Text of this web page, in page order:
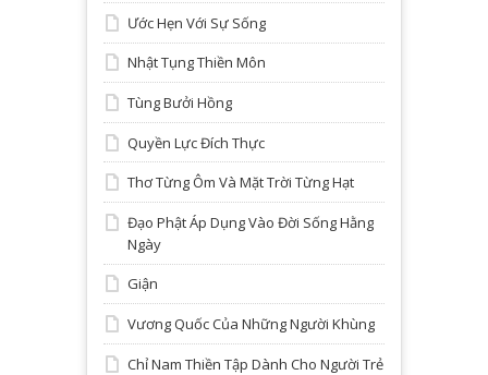
Ước Hẹn Với Sự Sống
Nhật Tụng Thiền Môn
Tùng Bưởi Hồng
Quyền Lực Đích Thực
Thơ Từng Ôm Và Mặt Trời Từng Hạt
Đạo Phật Áp Dụng Vào Đời Sống Hằng
Ngày
Giận
Vương Quốc Của Những Người Khùng
Chỉ Nam Thiền Tập Dành Cho Người Trẻ